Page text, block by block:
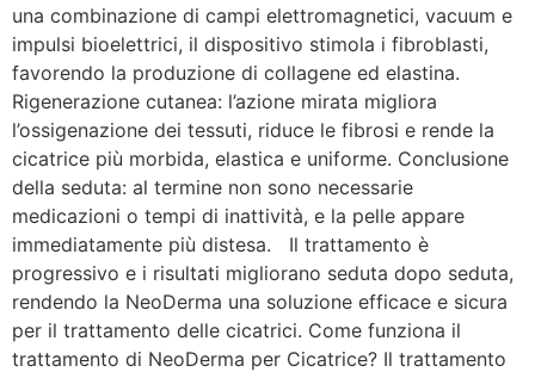
una combinazione di campi elettromagnetici, vacuum e
impulsi bioelettrici, il dispositivo stimola i fibroblasti,
favorendo la produzione di collagene ed elastina.
Rigenerazione cutanea: l’azione mirata migliora
l’ossigenazione dei tessuti, riduce le fibrosi e rende la
cicatrice più morbida, elastica e uniforme. Conclusione
della seduta: al termine non sono necessarie
medicazioni o tempi di inattività, e la pelle appare
immediatamente più distesa. Il trattamento è
progressivo e i risultati migliorano seduta dopo seduta,
rendendo la NeoDerma una soluzione efficace e sicura
per il trattamento delle cicatrici. Come funziona il
trattamento di NeoDerma per Cicatrice? Il trattamento